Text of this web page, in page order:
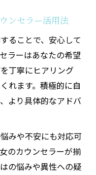
ンセラー活用法
ることで、安心して
ラーはあなたの希望
丁寧にヒアリング
れます。積極的に自
より具体的なアドバ
みや不安にも対応可
のカウンセラーが揃
の悩みや異性への疑